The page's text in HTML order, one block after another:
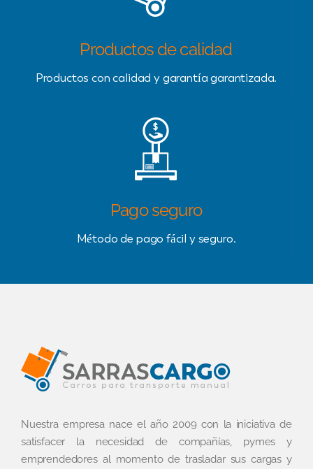
Productos de calidad
Productos con calidad y garantía garantizada.
Pago seguro
Método de pago fácil y seguro.
Nuestra empresa nace el año 2009 con la iniciativa de
satisfacer la necesidad de compañías, pymes y
emprendedores al momento de trasladar sus cargas y